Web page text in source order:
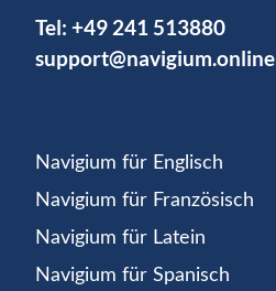
Tel: +49 241 513880
support@navigium.online
Navigium für Englisch
Navigium für Französisch
Navigium für Latein
Navigium für Spanisch